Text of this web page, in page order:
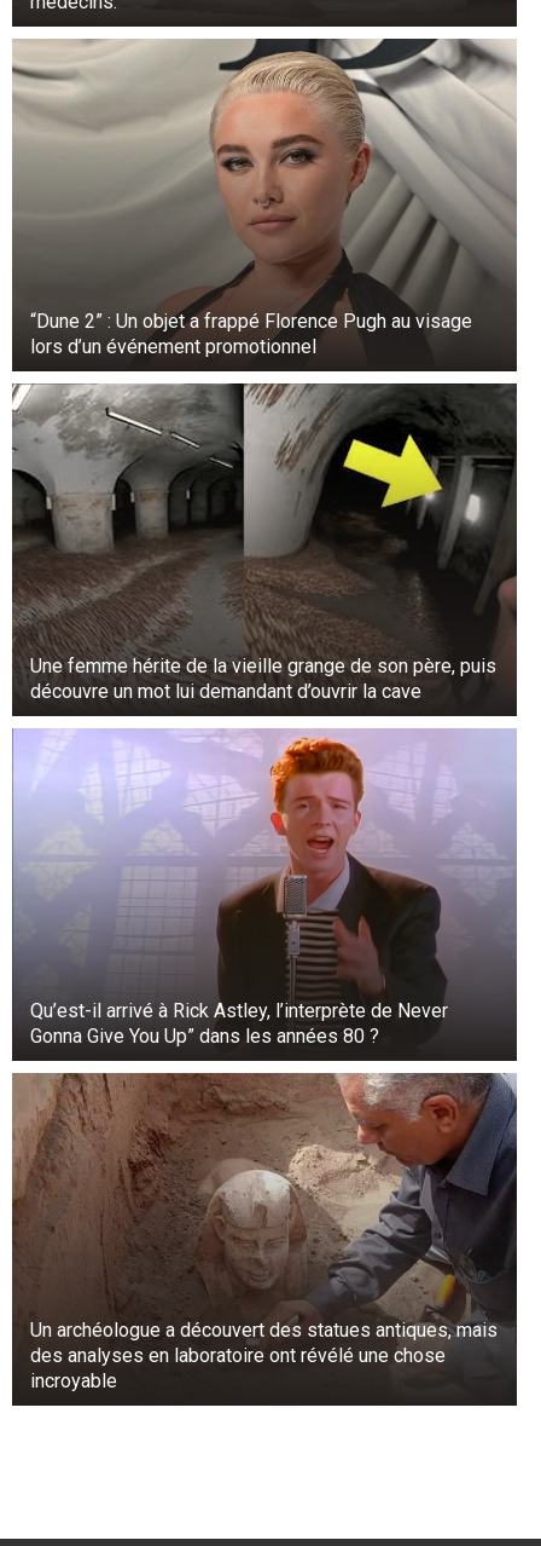
“Dune 2” : Un objet a frappé Florence Pugh au visage
lors d’un événement promotionnel
Une femme hérite de la vieille grange de son père, puis
découvre un mot lui demandant d’ouvrir la cave
Qu’est-il arrivé à Rick Astley, l’interprète de Never
Gonna Give You Up” dans les années 80 ?
Un archéologue a découvert des statues antiques, mais
des analyses en laboratoire ont révélé une chose
incroyable